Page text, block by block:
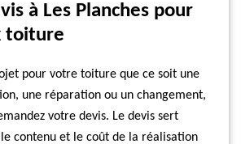
à Les Planches pour
toiture
pour votre toiture que ce soit une
une réparation ou un changement,
votre devis. Le devis sert
contenu et le coût de la réalisation